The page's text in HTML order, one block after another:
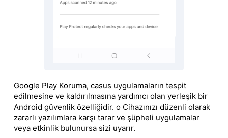
Google Play Koruma, casus uygulamaların tespit
edilmesine ve kaldırılmasına yardımcı olan yerleşik bir
Android güvenlik özelliğidir. o Cihazınızı düzenli olarak
zararlı yazılımlara karşı tarar ve şüpheli uygulamalar
veya etkinlik bulunursa sizi uyarır.